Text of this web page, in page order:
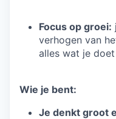
Focus op groei:
verhogen van
alles wat je
Wie je bent:
Je denkt groot